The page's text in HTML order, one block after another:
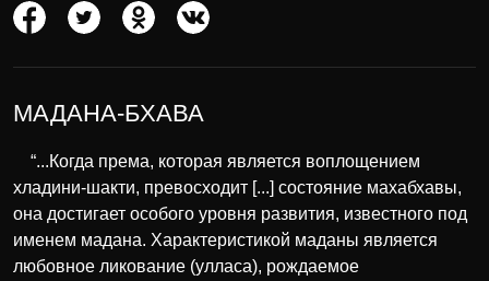
МАДАНА-БХАВА
“...Когда према, которая является воплощением
хладини-шакти, превосходит [...] состояние махабхавы,
она достигает особого уровня развития, известного под
именем мадана. Характеристикой маданы является
любовное ликование (улласа), рождаемое